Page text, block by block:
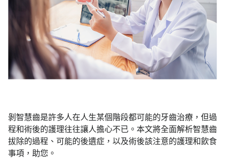
剝智慧齒是許多人在人生某個階段都可能的牙齒治療，但過
程和術後的護理往往讓人擔心不已。本文將全面解析智慧齒
拔除的過程、可能的後遺症，以及術後該注意的護理和飲食
事項，助您。